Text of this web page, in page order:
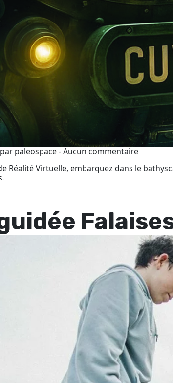
paleospace - Aucun commentaire
Réalité Virtuelle, embarquez dans le